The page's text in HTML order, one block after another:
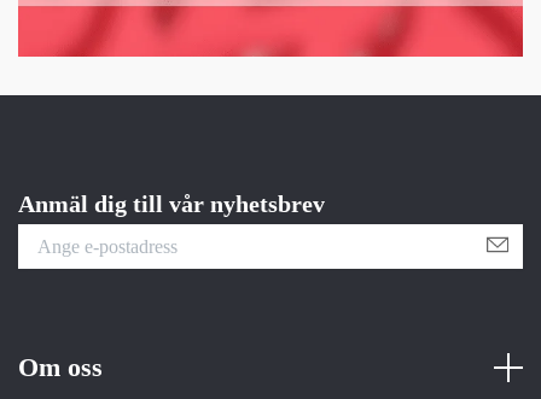
Anmäl dig till vår nyhetsbrev
Om oss